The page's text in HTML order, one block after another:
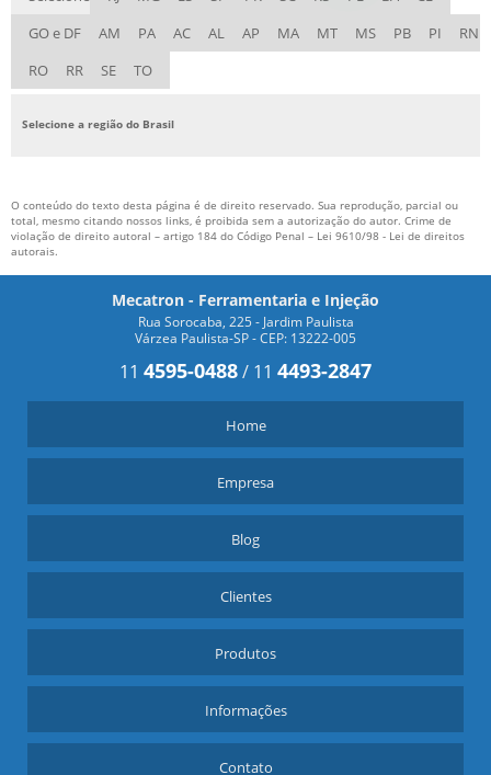
GO e DF
AM PA AC AL AP MA MT MS PB PI
RN
RO
RR SE TO
Selecione a região do Brasil
O conteúdo do texto desta página é de direito reservado. Sua reprodução, parcial ou
total, mesmo citando nossos links, é proibida sem a autorização do autor. Crime de
violação de direito autoral – artigo 184 do Código Penal – Lei 9610/98 - Lei de direitos
autorais.
Mecatron - Ferramentaria e Injeção
Rua Sorocaba, 225 - Jardim Paulista
Várzea Paulista-SP - CEP: 13222-005
11 4595-0488/ 11 4493-2847
Home
Empresa
Blog
Clientes
Produtos
Informações
Contato